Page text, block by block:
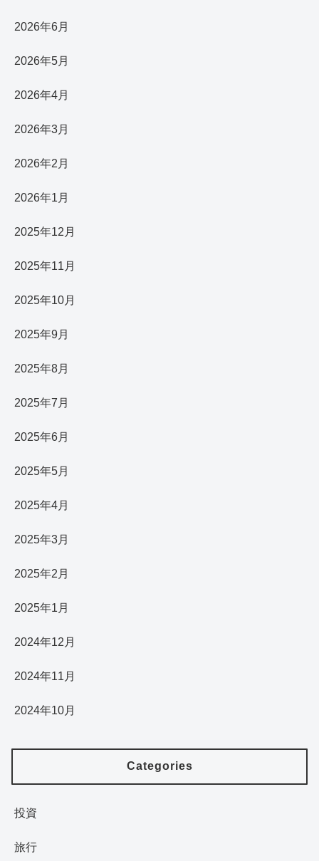
2026年6月
2026年5月
2026年4月
2026年3月
2026年2月
2026年1月
2025年12月
2025年11月
2025年10月
2025年9月
2025年8月
2025年7月
2025年6月
2025年5月
2025年4月
2025年3月
2025年2月
2025年1月
2024年12月
2024年11月
2024年10月
Categories
投資
旅行